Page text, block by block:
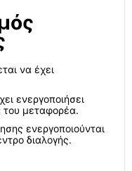
να έχει
ενεργοποιήσει
μεταφορέα.
ενεργοποιούνται
διαλογής.